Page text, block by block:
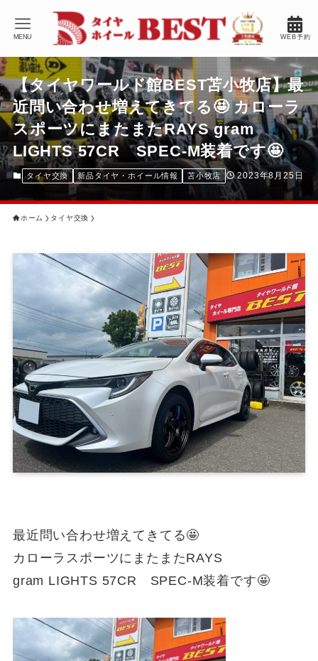
WEB予約
MENU
【タイヤワールド館BEST苫小牧店】最
近問い合わせ増えてきてる🤩 カローラ
スポーツにまたまたRAYS gram
LIGHTS 57CR SPEC-M装着です🤩
タイヤ交換 新品タイヤ・ホイール情報 苫小牧店 2023年8月25日
ホーム タイヤ交換
最近問い合わせ増えてきてる🤩
カローラスポーツにまたまたRAYS
gram LIGHTS 57CR SPEC-M装着です🤩